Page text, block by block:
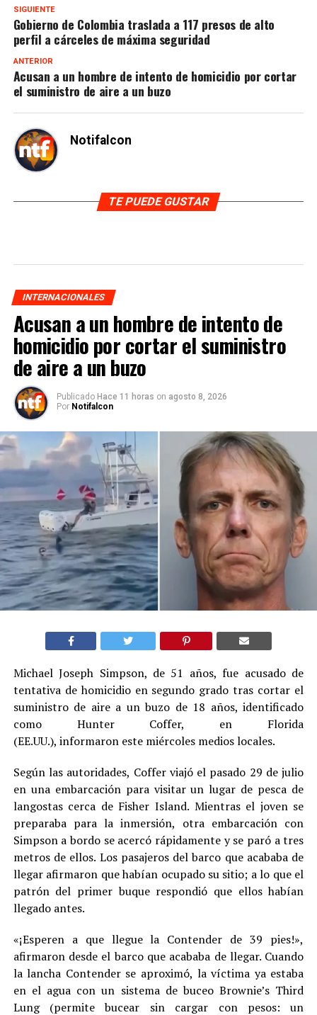
SIGUIENTE
Gobierno de Colombia traslada a 117 presos de alto
perfil a cárceles de máxima seguridad
ANTERIOR
Acusan a un hombre de intento de homicidio por cortar
el suministro de aire a un buzo
Notifalcon
TE PUEDE GUSTAR
INTERNACIONALES
Acusan a un hombre de intento de
homicidio por cortar el suministro
de aire a un buzo
Publicado Hace 11 horas on agosto 8, 2026
Por Notifalcon
Michael Joseph Simpson, de 51 años, fue acusado de
tentativa de homicidio en segundo grado tras cortar el
suministro de aire a un buzo de 18 años, identificado
como Hunter Coffer, en Florida
(EE.UU.), informaron este miércoles medios locales.
Según las autoridades, Coffer viajó el pasado 29 de julio
en una embarcación para visitar un lugar de pesca de
langostas cerca de Fisher Island. Mientras el joven se
preparaba para la inmersión, otra embarcación con
Simpson a bordo se acercó rápidamente y se paró a tres
metros de ellos. Los pasajeros del barco que acababa de
llegar afirmaron que habían ocupado su sitio; a lo que el
patrón del primer buque respondió que ellos habían
llegado antes.
«¡Esperen a que llegue la Contender de 39 pies!»,
afirmaron desde el barco que acababa de llegar. Cuando
la lancha Contender se aproximó, la víctima ya estaba
en el agua con un sistema de buceo Brownie’s Third
Lung (permite bucear sin cargar con pesos: un